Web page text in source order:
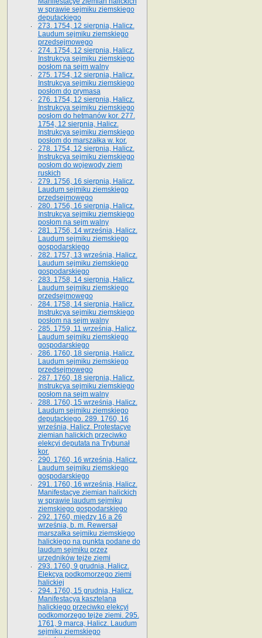
w sprawie sejmiku ziemskiego
deputackiego
273. 1754, 12 sierpnia, Halicz.
Laudum sejmiku ziemskiego
przedsejmowego
274. 1754, 12 sierpnia, Halicz.
Instrukcya sejmiku ziemskiego
posłom na sejm walny
275. 1754, 12 sierpnia, Halicz.
Instrukcya sejmiku ziemskiego
posłom do prymasa
276. 1754, 12 sierpnia, Halicz.
Instrukcya sejmiku ziemskiego
posłom do hetmanów kor. 277.
1754, 12 sierpnia, Halicz.
Instrukcya sejmiku ziemskiego
posłom do marszałka w. kor.
278. 1754, 12 sierpnia, Halicz.
Instrukcya sejmiku ziemskiego
posłom do wojewody ziem
ruskich
279. 1756, 16 sierpnia, Halicz.
Laudum sejmiku ziemskiego
przedsejmowego
280. 1756, 16 sierpnia, Halicz.
Instrukcya sejmiku ziemskiego
posłom na sejm walny
281. 1756, 14 września, Halicz.
Laudum sejmiku ziemskiego
gospodarskiego
282. 1757, 13 września, Halicz.
Laudum sejmiku ziemskiego
gospodarskiego
283. 1758, 14 sierpnia, Halicz.
Laudum sejmiku ziemskiego
przedsejmowego
284. 1758, 14 sierpnia, Halicz.
Instrukcya sejmiku ziemskiego
posłom na sejm walny
285. 1759, 11 września, Halicz.
Laudum sejmiku ziemskiego
gospodarskiego
286. 1760, 18 sierpnia, Halicz.
Laudum sejmiku ziemskiego
przedsejmowego
287. 1760, 18 sierpnia, Halicz.
Instrukcya sejmiku ziemskiego
posłom na sejm walny
288. 1760, 15 września, Halicz.
Laudum sejmiku ziemskiego
deputackiego. 289. 1760, 16
września, Halicz. Protestacye
ziemian halickich przeciwko
elekcyi deputata na Trybunał
kor.
290. 1760, 16 września, Halicz.
Laudum sejmiku ziemskiego
gospodarskiego
291. 1760, 16 września, Halicz.
Manifestacye ziemian halickich
w sprawie laudum sejmiku
ziemskiego gospodarskiego
292. 1760, między 16 a 26
września, b. m. Rewersał
marszałka sejmiku ziemskiego
halickiego na punkta podane do
laudum sejmiku przez
urzędników tejże ziemi
293. 1760, 9 grudnia, Halicz.
Elekcya podkomorzego ziemi
halickiej
294. 1760, 15 grudnia, Halicz.
Manifestacya kasztelana
halickiego przeciwko elekcyi
podkomorzego tejże ziemi. 295.
1761, 9 marca, Halicz. Laudum
sejmiku ziemskiego